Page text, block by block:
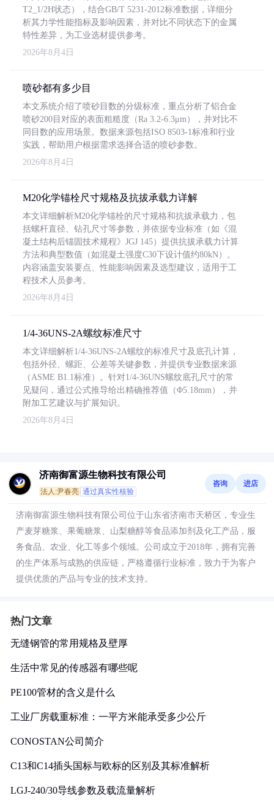
T2_1/2H状态），结合GB/T 5231-2012标准数据，详细分
析其力学性能指标及影响因素，并对比不同状态下的金属
特性差异，为工业选材提供参考。
2026年8月4日
喷砂都有多少目
本文系统介绍了喷砂目数的分级标准，重点分析了铝合金
喷砂200目对应的表面粗糙度（Ra 3.2-6.3μm），并对比不
同目数的应用场景。数据来源包括ISO 8503-1标准和行业
实践，帮助用户根据需求选择合适的喷砂参数。
2026年8月4日
M20化学锚栓尺寸规格及抗拔承载力详解
本文详细解析M20化学锚栓的尺寸规格和抗拔承载力，包
括螺杆直径、钻孔尺寸等参数，并依据专业标准（如《混
凝土结构后锚固技术规程》JGJ 145）提供抗拔承载力计算
方法和典型数值（如混凝土强度C30下设计值约80kN）。
内容涵盖安装要点、性能影响因素及选型建议，适用于工
程技术人员参考。
2026年8月4日
1/4-36UNS-2A螺纹标准尺寸
本文详细解析1/4-36UNS-2A螺纹的标准尺寸及底孔计算，
包括外径、螺距、公差等关键参数，并提供专业数据来源
（ASME B1.1标准）。针对1/4-36UNS螺纹底孔尺寸的常
见疑问，通过公式推导给出精确推荐值（Φ5.18mm），并
附加工艺建议与扩展知识。
2026年8月4日
济南御富源生物科技有限公司
法人:尹春亮 通过真实性核验
咨询 进店
济南御富源生物科技有限公司位于山东省济南市天桥区，专业生
产麦芽糖浆、果葡糖浆、山梨糖醇等食品添加剂及化工产品，服
务食品、农业、化工等多个领域。公司成立于2018年，拥有完善
的生产体系与成熟的供应链，严格遵循行业标准，致力于为客户
提供优质的产品与专业的技术支持。
热门文章
无缝钢管的常用规格及壁厚
生活中常见的传感器有哪些呢
PE100管材的含义是什么
工业厂房载重标准：一平方米能承受多少公斤
CONOSTAN公司简介
C13和C14插头国标与欧标的区别及其标准解析
LGJ-240/30导线参数及载流量解析